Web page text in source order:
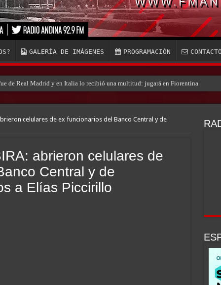
GALERÍA DE IMÁGENES PROGRAMACIÓN
de Real Madrid y en Italia lo recibió una multitud: jugará en Fiorentina
celulares de ex funcionarios del Banco Central y de
abrieron celulares de
Central y de
a Elías Piccirillo